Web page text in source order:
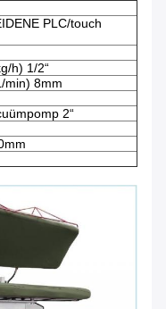
PLC/touch
h) 1/2“
min) 8mm
2“